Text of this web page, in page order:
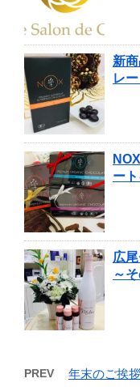
新
レー
ー
広
～
PREV 年末のご挨拶